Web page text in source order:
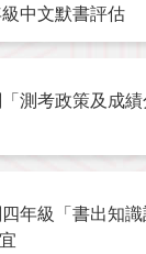
中文默書評估
測考政策及成
年級「書出知識